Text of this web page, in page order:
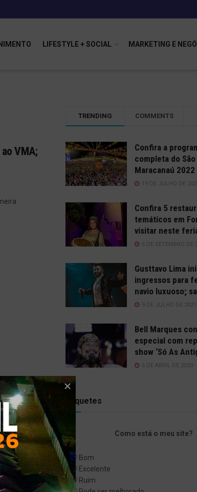
LIFESTYLE + SOCIAL MARKETING E
VMA;
TRENDING COMMENTS
Confira a
completa do
Maracanaú 2022
19 DE JULHO DE
Confira 5
temáticos em
visitar neste
6 DE SETEMBRO DE
Gusttavo Lima
ingressos para
navio luxuoso;
9 DE JULHO DE 2021
Bell Marques
especial com
show ‘Só As
6 DE ABRIL DE 2020
Enquetes
Como está o meu site?
Bom
Excelente
Ruim